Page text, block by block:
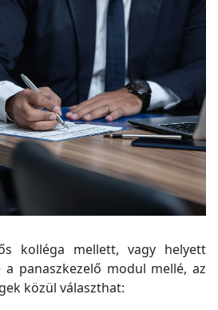
kolléga mellett, vagy helyett
panaszkezelő modul mellé, az
közül választhat: